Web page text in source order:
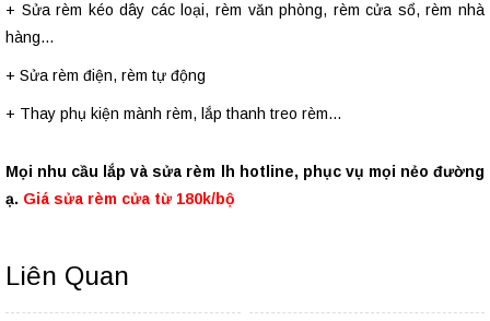
+ Sửa rèm kéo dây các loại, rèm văn phòng, rèm cửa sổ, rèm nhà
hàng…
+ Sửa rèm điện, rèm tự động
+ Thay phụ kiện mành rèm, lắp thanh treo rèm…
Mọi nhu cầu lắp và sửa rèm lh hotline, phục vụ mọi nẻo đường
ạ. Giá sửa rèm cửa từ 180k/bộ
Liên Quan